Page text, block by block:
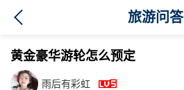
旅游问答
黄金豪华游轮怎么预定
雨后有彩虹 